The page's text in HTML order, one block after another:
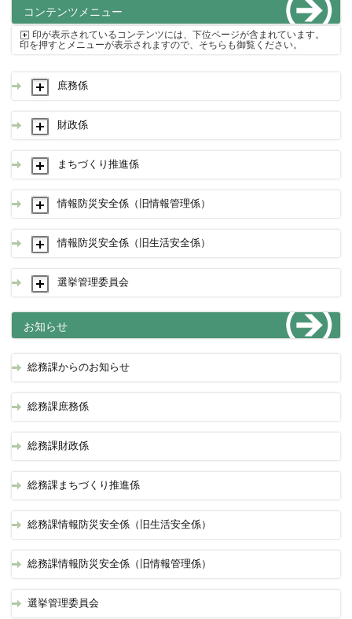
コンテンツメニュー
印が表示されているコンテンツには、下位ページが含まれています。
印を押すとメニューが表示されますので、そちらも御覧ください。
庶務係
財政係
まちづくり推進係
情報防災安全係（旧情報管理係）
情報防災安全係（旧生活安全係）
選挙管理委員会
お知らせ
総務課からのお知らせ
総務課庶務係
総務課財政係
総務課まちづくり推進係
総務課情報防災安全係（旧生活安全係）
総務課情報防災安全係（旧情報管理係）
選挙管理委員会